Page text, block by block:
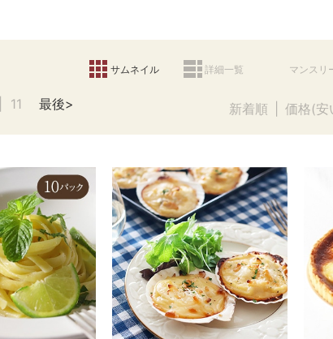
11 最後
サムネイル 詳細一覧 マンスリ
新着順 価格(安